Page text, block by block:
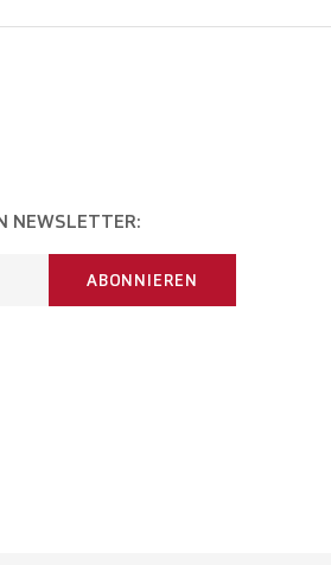
NEWSLETTER:
ABONNIEREN